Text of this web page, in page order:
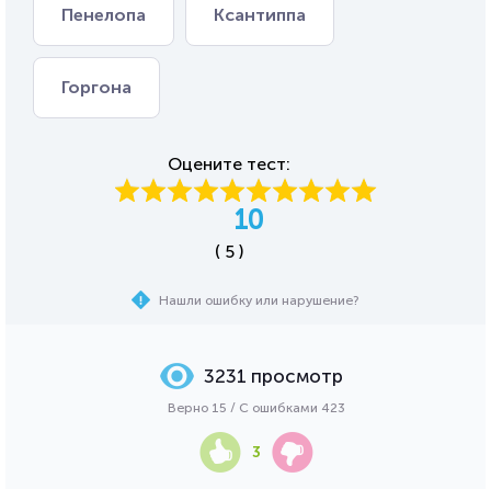
Пенелопа Ксантиппа
Горгона
Оцените тест:
10
( 5 )
Нашли ошибку или нарушение?
3231 просмотр
Верно 15 / С ошибками 423
3